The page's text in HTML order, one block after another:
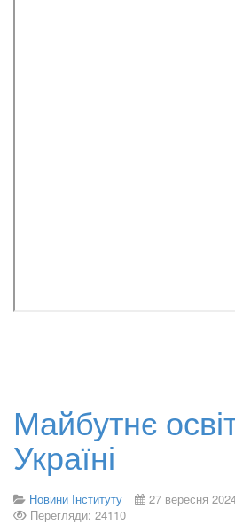
Майбутнє
Україні
Новини Інституту
27 вересня
Перегляди: 24110